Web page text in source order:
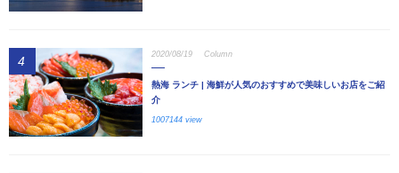
4 2020/08/19 Column
熱海 ランチ | 海鮮が人気のおすすめで美味しいお店をご紹
介
1007144 view